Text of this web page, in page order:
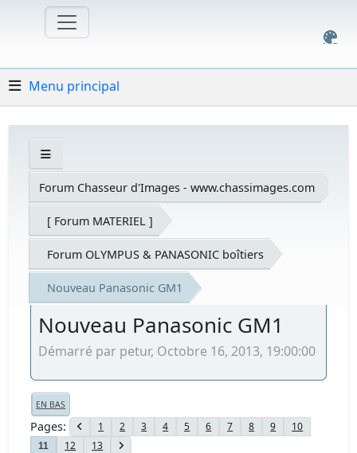
Menu principal
Forum Chasseur d'Images - www.chassimages.com
[ Forum MATERIEL ]
Forum OLYMPUS & PANASONIC boîtiers
Nouveau Panasonic GM1
Nouveau Panasonic GM1
Démarré par petur, Octobre 16, 2013, 19:00:00
EN BAS
Pages 1 2 3 4 5 6 7 8 9 10
11 12 13